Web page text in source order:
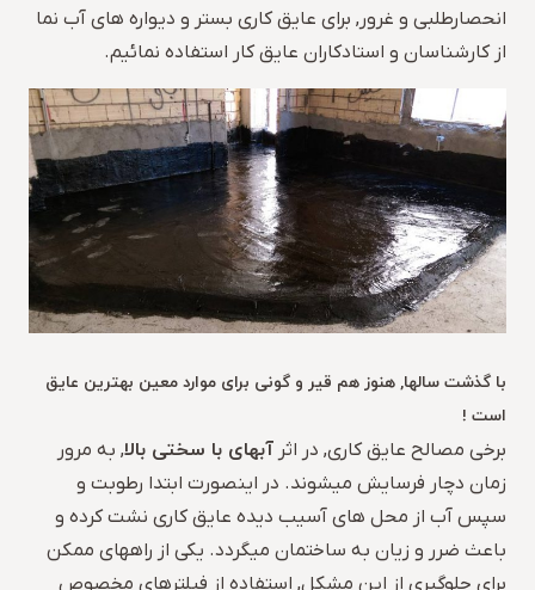
انحصارطلبی و غرور, برای عایق کاری بستر و دیواره های آب نما
از کارشناسان و استادکاران عایق کار استفاده نمائیم.
با گذشت سالها, هنوز هم قیر و گونی برای موارد معین بهترین عایق
است !
برخی مصالح عایق کاری, در اثر آبهای با سختی بالا, به مرور
زمان دچار فرسایش میشوند. در اینصورت ابتدا رطوبت و
سپس آب از محل های آسیب دیده عایق کاری نشت کرده و
باعث ضرر و زیان به ساختمان میگردد. یکی از راههای ممکن
برای جلوگیری از این مشکل, استفاده از فیلترهای مخصوص